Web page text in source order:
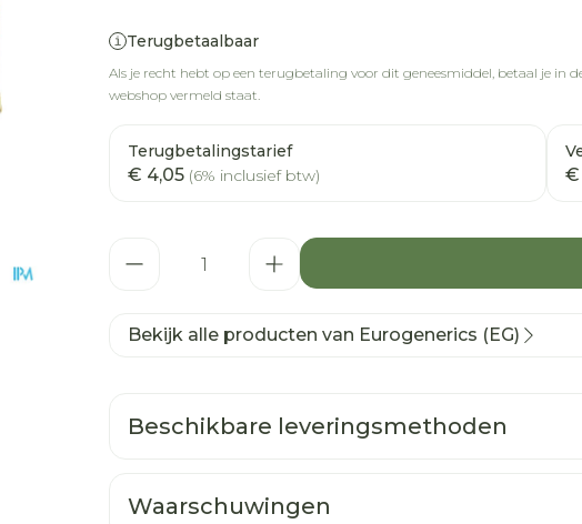
Terugbetaalbaar
Als je recht hebt op een terugbetaling voor dit geneesmiddel, betaal je in
webshop vermeld staat.
Terugbetalingstarief
€ 4,05 (6% inclusief btw) €
Bekijk alle producten van Eurogenerics (EG)
Beschikbare leveringsmethoden
Waarschuwingen